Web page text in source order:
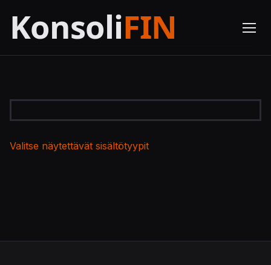
Valitse näytettävät sisältötyypit